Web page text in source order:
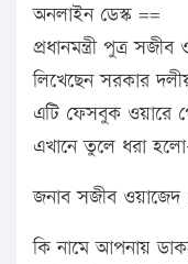
অনলাইন ডেস্ক ==
প্রধানমন্ত্রী পুত্র
লিখেছেন সরকার
এটি ফেসবুক ওয়ারে
এখানে তুলে ধরা
জনাব সজীব ওয়াজেদ
কি নামে আপনায়